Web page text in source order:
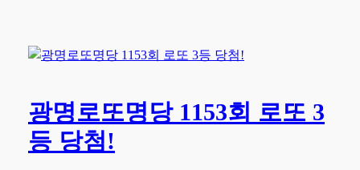
광명로또명당 1153회 로또 3
등 당첨!